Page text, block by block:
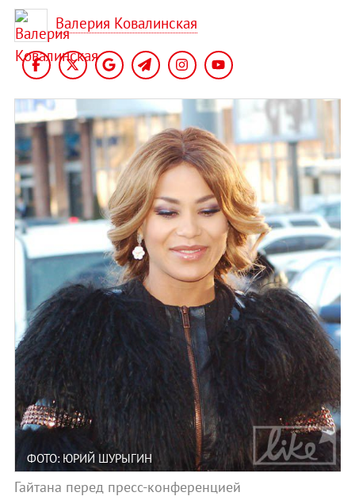
Валерия Ковалинская
ФОТО: ЮРИЙ ШУРЫГИН
Гайтана перед пресс-конференцией